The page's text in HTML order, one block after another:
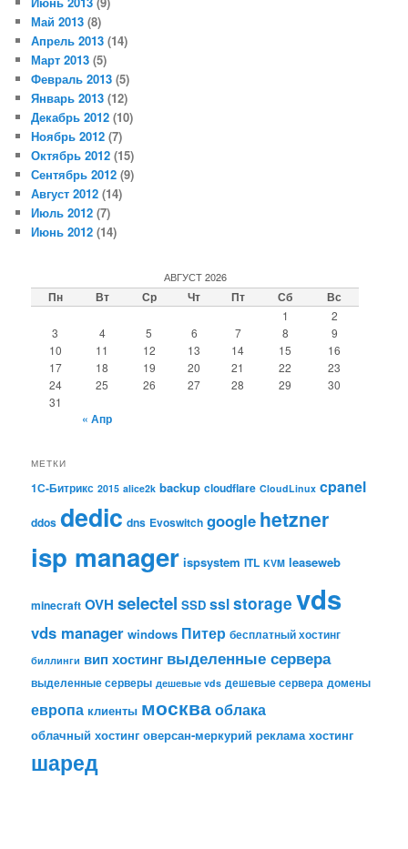
Май 2013 (8)
Апрель 2013 (14)
Март 2013 (5)
Февраль 2013 (5)
Январь 2013 (12)
Декабрь 2012 (10)
Ноябрь 2012 (7)
Октябрь 2012 (15)
Сентябрь 2012 (9)
Август 2012 (14)
Июль 2012 (7)
Июнь 2012 (14)
АВГУСТ 2026
Пн Вт Ср Чт Пт Сб Вс
1
2
3
4 5 6 7 8
9
10
11 12 13 14 15
16
17
18 19 20 21 22
23
24
25 26 27 28 29
30
31
« Апр
МЕТКИ
1С-Битрикс 2015 alice2k backup cloudflare CloudLinux cpanel
ddos dedic dns Evoswitch google hetzner
isp manager ispsystem ITL KVM leaseweb
minecraft OVH selectel SSD sslstorage vds
vds manager windows Питер бесплатный хостинг
биллинги вип хостинг выделенные сервера
выделенные серверы дешевые vds дешевые сервера домены
европа клиенты москваоблака
облачный хостинг оверсан-меркурий реклама хостинг
шаред